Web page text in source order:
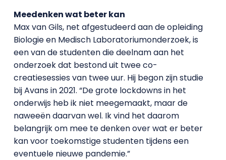
Meedenken wat beter kan
Max van Gils, net afgestudeerd aan de opleiding
Biologie en Medisch Laboratoriumonderzoek, is
een van de studenten die deelnam aan het
onderzoek dat bestond uit twee co-
creatiesessies van twee uur. Hij begon zijn studie
bij Avans in 2021. “De grote lockdowns in het
onderwijs heb ik niet meegemaakt, maar de
naweeën daarvan wel. Ik vind het daarom
belangrijk om mee te denken over wat er beter
kan voor toekomstige studenten tijdens een
eventuele nieuwe pandemie.”